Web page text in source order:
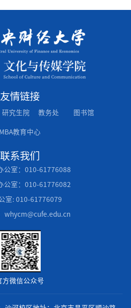
友情链接
研究生院 教务处 图书馆
MBA教育中心
联系我们
公室：010-61776088
公室：010-61776082
室: 010-61776079
whycm@cufe.edu.cn
方微信公众号